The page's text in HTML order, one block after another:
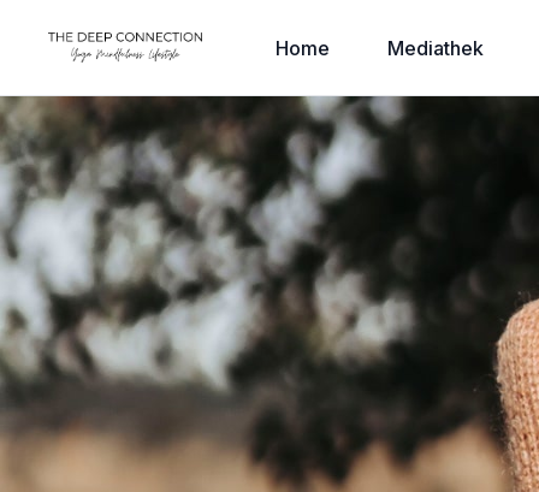
Home Mediathek